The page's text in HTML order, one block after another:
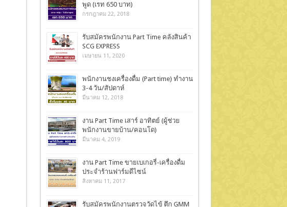
พูด (เรท 650 บาท)
กรกฎาคม 22, 2018
รับสมัครพนักงาน Part Time คลังสินค้า
SCG EXPRESS
เมษายน 11, 2020
พนักงานชงเครื่องดื่ม (Part time) ทำงาน
3-4 วัน/สัปดาห์
มีนาคม 12, 2018
งาน Part Time เสาร์ อาทิตย์ (ผู้ช่วย
พนักงานขายบ้าน/คอนโด)
มีนาคม 4, 2019
งาน Part Time ขายเบเกอรี่-เครื่องดื่ม
ประจำร้านฟาร์มดีไซน์
สิงหาคม 11, 2017
รับสมัครพนักงานตรวจวัดไข้ ตึก GMM